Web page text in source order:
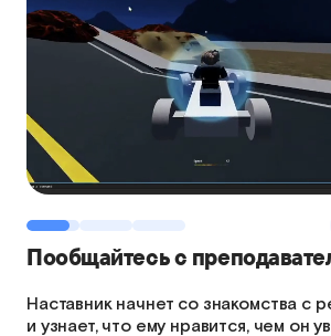
Познакомьтесь с
на практике
Ребенок выполнит несколько
на платформе — так легко и без